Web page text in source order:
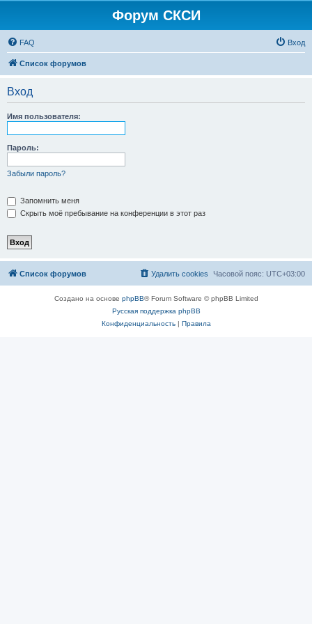
Форум СКСИ
FAQ Вход
Список форумов
Вход
Имя пользователя:
Пароль:
Забыли пароль?
Запомнить меня
Скрыть моё пребывание на конференции в этот раз
Список форумов Часовой пояс: UTC+03:00
Удалить cookies
Создано на основе phpBB® Forum Software © phpBB Limited
Русская поддержка phpBB
Конфиденциальность| Правила